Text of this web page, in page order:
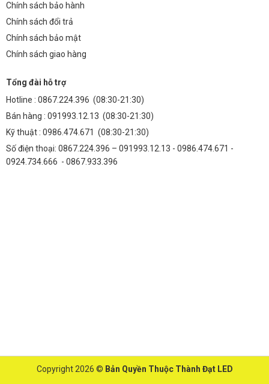
Chính sách bảo hành
Chính sách đổi trả
Chính sách bảo mật
Chính sách giao hàng
Tổng đài hỗ trợ
Hotline : 0867.224.396 (08:30-21:30)
Bán hàng : 091993.12.13 (08:30-21:30)
Kỹ thuật : 0986.474.671 (08:30-21:30)
Số điện thoại: 0867.224.396 – 091993.12.13 - 0986.474.671 -
0924.734.666 - 0867.933.396
Copyright 2026 © Bản Quyền Thuộc Thành Đạt LED